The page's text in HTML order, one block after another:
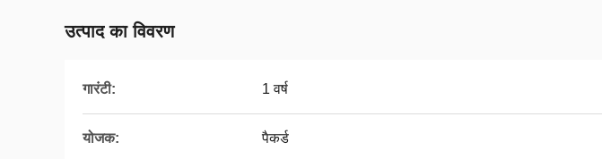
उत्पाद का विवरण
गारंटी: 1 वर्ष
योजक: पैकर्ड